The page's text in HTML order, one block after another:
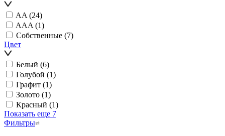
AA (24)
AAA (1)
Собственные (7)
Цвет
Белый (6)
Голубой (1)
Графит (1)
Золото (1)
Красный (1)
Показать еще 7
Фильтры